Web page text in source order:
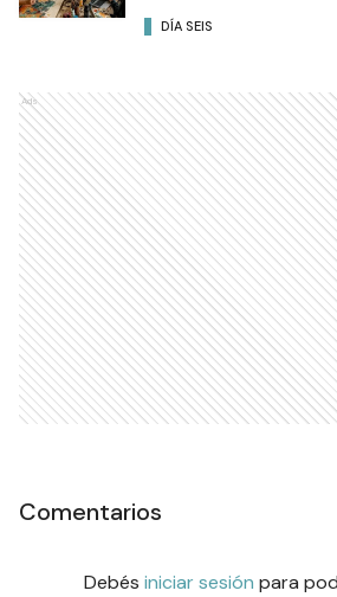
DÍA SEIS
Ads
Comentarios
Debés iniciar sesión para